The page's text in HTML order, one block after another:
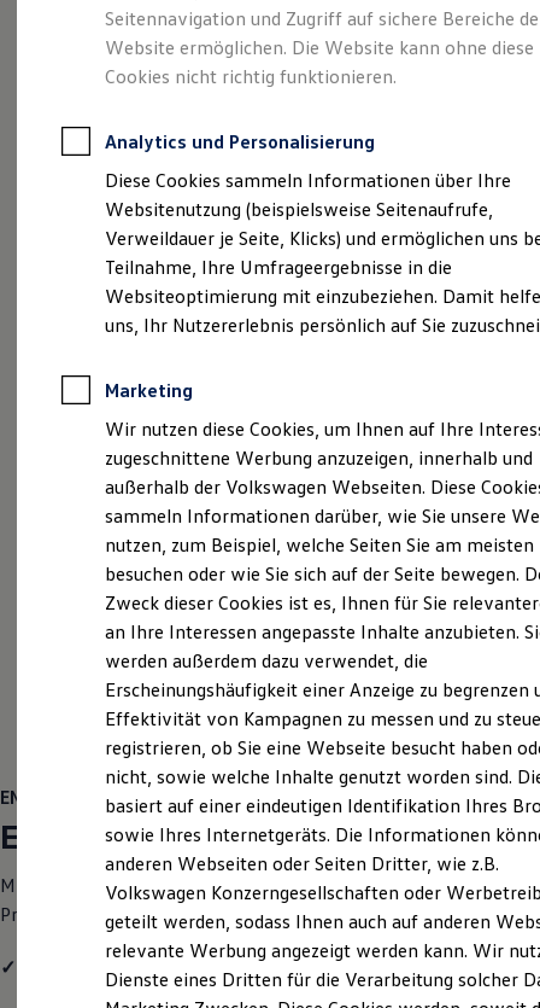
Junge Gebrauchtwagen-Leasing
Elektroauto Leasing
Kleinwagen-Leasing
Leasing ohne Anzahlung
Autokredit mit Schlussrate
Versicherungen und Garantien
Kfz-Versicherung
Restschuldversicherungen
Garantien
Wartungsverträge
Geschäftskunden
Professional Class bei Volkswagen
Großkunden
Behörden
Anpfiff zum Gewinn
Elektroautos
ID. Tutorials
Elektrofahrzeugkonzepte
Reichweite
Reichweite der ID. Modelle
Reichweite im Winter
Laden
Laden unterwegs
Laden Zuhause
Ladezeitensimulator
Batterie
Sicherheit
Garantie und Lebensdauer
Nachhaltigkeit
Technologie
Kosten und Kauf
Verbrauchskosten
Kaufoptionen
E-Auto-Förderung
Software und Konnektivität
Die ID. Software 6
ID. Software Versionen und Updates
Digitale Extras
Schnittstellen zu Ihrem ID.
Der Golf Variant.
Impressum & Rechtliches)
ENERGY
ENERGY
Mit dem Golf Variant ENERGYerhalten Sie einen attraktiven
Preisvorteil und folgende Ausstattungshighlights:
✓
Seitennavigation und Zugriff auf sichere Bereiche
Website ermöglichen. Die Website kann ohne diese
Cookies nicht richtig funktionieren.
Analytics und Personalisierung
Diese Cookies sammeln Informationen über Ihre
Websitenutzung (beispielsweise Seitenaufrufe,
Verweildauer je Seite, Klicks) und ermöglichen uns
Teilnahme, Ihre Umfrageergebnisse in die
Websiteoptimierung mit einzubeziehen. Damit
uns, Ihr Nutzererlebnis persönlich auf Sie
Marketing
Wir nutzen diese Cookies, um Ihnen auf Ihre
zugeschnittene Werbung anzuzeigen, innerhalb und
außerhalb der Volkswagen Webseiten. Diese
sammeln Informationen darüber, wie Sie unsere
nutzen, zum Beispiel, welche Seiten Sie am meisten
besuchen oder wie Sie sich auf der Seite bewegen.
Zweck dieser Cookies ist es, Ihnen für Sie
an Ihre Interessen angepasste Inhalte anzubieten.
werden außerdem dazu verwendet, die
Erscheinungshäufigkeit einer Anzeige zu begrenzen
Effektivität von Kampagnen zu messen und zu
registrieren, ob Sie eine Webseite besucht haben
nicht, sowie welche Inhalte genutzt worden sind.
basiert auf einer eindeutigen Identifikation Ihres
sowie Ihres Internetgeräts. Die Informationen
anderen Webseiten oder Seiten Dritter, wie z.B.
Volkswagen Konzerngesellschaften oder
geteilt werden, sodass Ihnen auch auf anderen
relevante Werbung angezeigt werden kann. Wir
Dienste eines Dritten für die Verarbeitung solcher